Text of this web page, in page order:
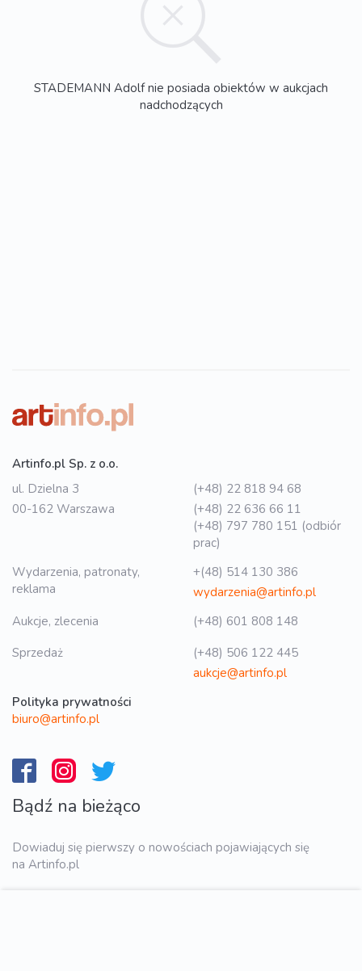
STADEMANN Adolf nie posiada obiektów w aukcjach
nadchodzących
Artinfo.pl Sp. z o.o.
ul. Dzielna 3
00-162 Warszawa
(+48) 22 818 94 68
(+48) 22 636 66 11
(+48) 797 780 151 (odbiór
prac)
Wydarzenia, patronaty,
reklama
+(48) 514 130 386
wydarzenia@artinfo.pl
Aukcje, zlecenia
(+48) 601 808 148
Sprzedaż
(+48) 506 122 445
aukcje@artinfo.pl
Polityka prywatności
biuro@artinfo.pl
Bądź na bieżąco
Dowiaduj się pierwszy o nowościach pojawiających się
na Artinfo.pl